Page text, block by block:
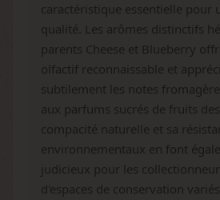
caractéristique essentielle pour
qualité. Les arômes distinctifs
parents Cheese et Blueberry
olfactif reconnaissable et
subtilement les notes
aux parfums sucrés de fruits
compacité naturelle et sa
environnementaux en font
judicieux pour les
d'espaces de conservation